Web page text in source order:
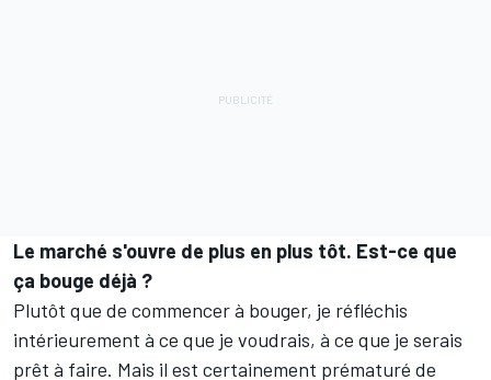
Le marché s'ouvre de plus en plus tôt. Est-ce que
ça bouge déjà ?
Plutôt que de commencer à bouger, je réfléchis
intérieurement à ce que je voudrais, à ce que je serais
prêt à faire. Mais il est certainement prématuré de